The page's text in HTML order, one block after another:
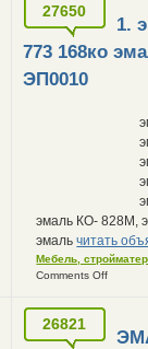
27650
1.
773 168ко
ЭП0010
эмаль КО- 828М,
эмальчитать
Мебель,
Comments Off
26821